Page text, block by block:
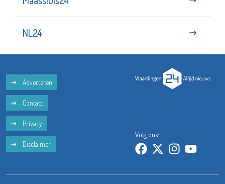
NL24
Adverteren
Contact
Privacy
Disclaimer
Volg ons: